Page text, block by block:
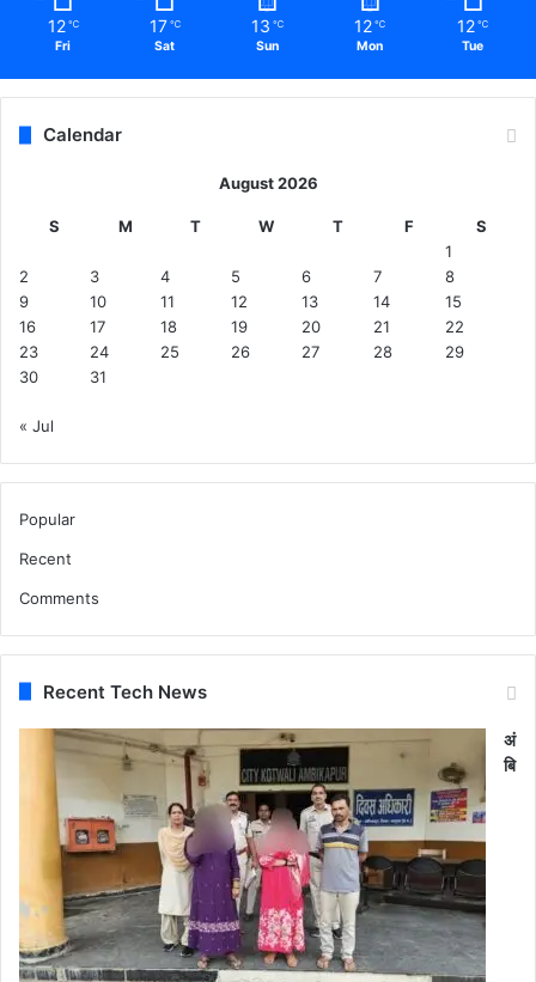
12 ℃
Fri
17 ℃
Sat
13 ℃
Sun
12 ℃
Mon
12 ℃
Tue
Calendar
August 2026
S M T W T F
S
1
2
3 4 5 6 7
8
9
10 11 12 13 14
15
16
17 18 19 20 21
22
23
24 25 26 27 28
29
30
31
« Jul
Popular
Recent
Comments
Recent Tech News
अं
बि